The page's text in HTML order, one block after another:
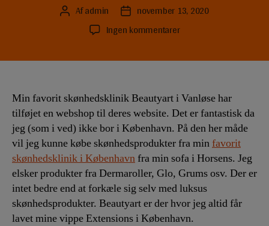
Indlægsforfatter
Afadmin Indlægsdato
november 13, 2020
Ingen kommentarertil
København
Min favorit skønhedsklinik Beautyart i Vanløse har
tilføjet en webshop til deres website. Det er fantastisk da
jeg (som i ved) ikke bor i København. På den her måde
vil jeg kunne købe skønhedsprodukter fra minfavorit
skønhedsklinik i Københavnfra min sofa i Horsens. Jeg
elsker produkter fra Dermaroller, Glo, Grums osv. Der er
intet bedre end at forkæle sig selv med luksus
skønhedsprodukter. Beautyart er der hvor jeg altid får
lavet mine vippe Extensions i København.